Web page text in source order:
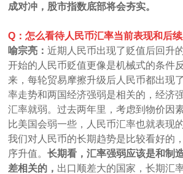
成对冲，股市指数底部将会夯实。
Q：怎么看待人民币汇率当前表现和后
喻宗亮：近期人民币出现了贬值后回升
开始的人民币贬值更像是机械式的条件
来，每轮贸易摩擦升级后人民币都出现
率走势和两国经济强弱是相关的，经济
汇率就弱。过去两年里，考虑到物价因
比美国会弱一些，人民币汇率也就表现
我们对人民币的长期趋势是比较看好的
序升值。长期看，汇率强弱应该是和制
差相关的， 出口顺差大的国家，长期汇